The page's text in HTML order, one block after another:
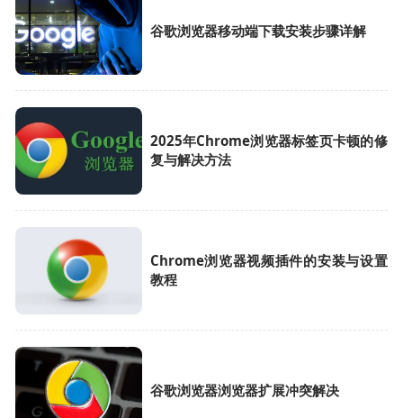
谷歌浏览器移动端下载安装步骤详解
2025年Chrome浏览器标签页卡顿的修
复与解决方法
Chrome浏览器视频插件的安装与设置
教程
谷歌浏览器浏览器扩展冲突解决